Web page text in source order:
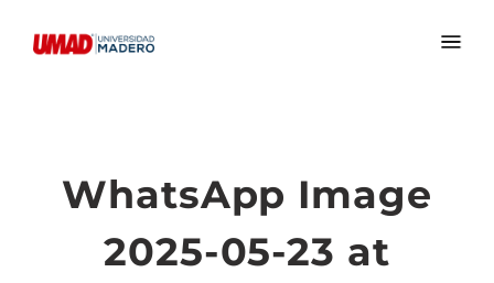
WhatsApp Image
2025-05-23 at